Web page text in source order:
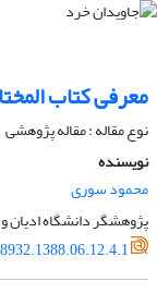
معرفی کتاب
نوع مقاله : مقاله پژوهشی
نویسنده
محمود سوری
پژوهشگر دانشگاه